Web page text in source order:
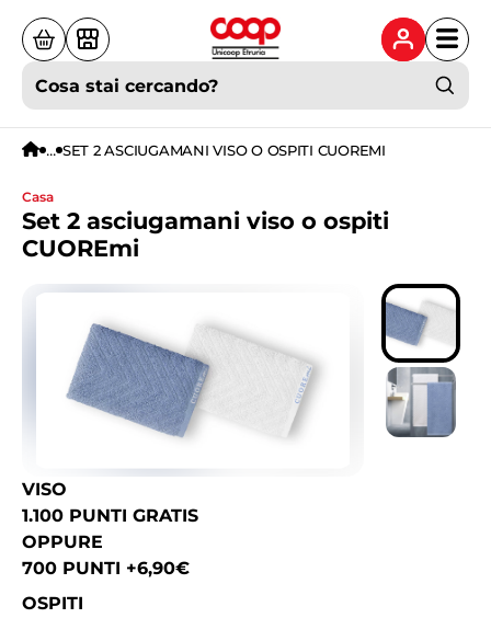
Cosa stai cercando?
... SET 2 ASCIUGAMANI VISO O OSPITI CUOREMI
casa
Set 2 asciugamani viso o ospiti
CUOREmi
VISO
1.100 PUNTI GRATIS
OPPURE
700 PUNTI +6,90€
OSPITI